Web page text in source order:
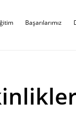
Başarılarımız